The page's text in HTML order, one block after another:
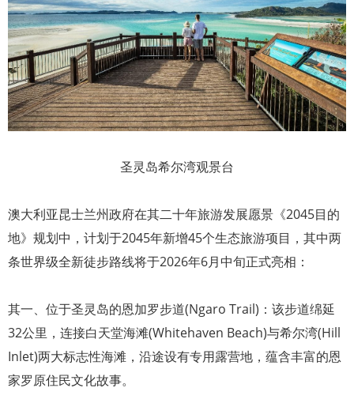
圣灵岛希尔湾观景台
澳大利亚昆士兰州政府在其二十年旅游发展愿景《2045目的
地》规划中，计划于2045年新增45个生态旅游项目，其中两
条世界级全新徒步路线将于2026年6月中旬正式亮相：
其一、位于圣灵岛的恩加罗步道(Ngaro Trail)：该步道绵延
32公里，连接白天堂海滩(Whitehaven Beach)与希尔湾(Hill
Inlet)两大标志性海滩，沿途设有专用露营地，蕴含丰富的恩
家罗原住民文化故事。